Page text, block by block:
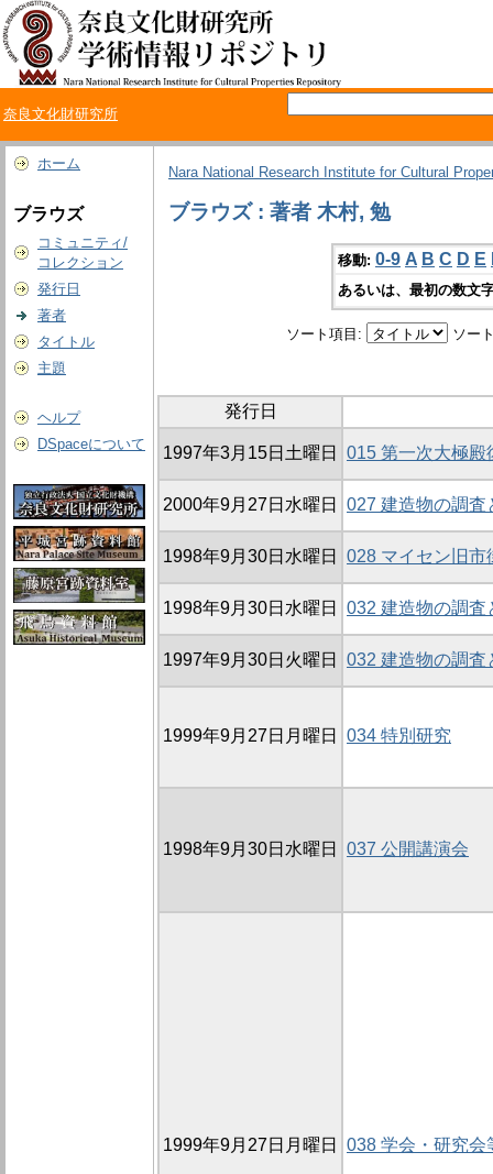
奈良文化財研究所
ホーム
ブラウズ
コミュニティ/
コレクション
発行日
著者
タイトル
主題
ヘルプ
DSpaceについて
Nara National Research Institute for Cultural
ブラウズ : 著者 木村, 勉
移動: 0-9 A B C D E
あるいは、最初の数文
ソート項目: ソー
発行日
1997年3月15日土曜日 015 第一次大極殿
2000年9月27日水曜日 027 建造物の調査
1998年9月30日水曜日 028 マイセン旧市
1998年9月30日水曜日 032 建造物の調査
1997年9月30日火曜日 032 建造物の調査
1999年9月27日月曜日 034 特別研究
1998年9月30日水曜日 037 公開講演会
1999年9月27日月曜日 038 学会・研究会